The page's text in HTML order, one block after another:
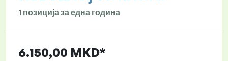
1 позиција за една година
6.150,00 MKD*